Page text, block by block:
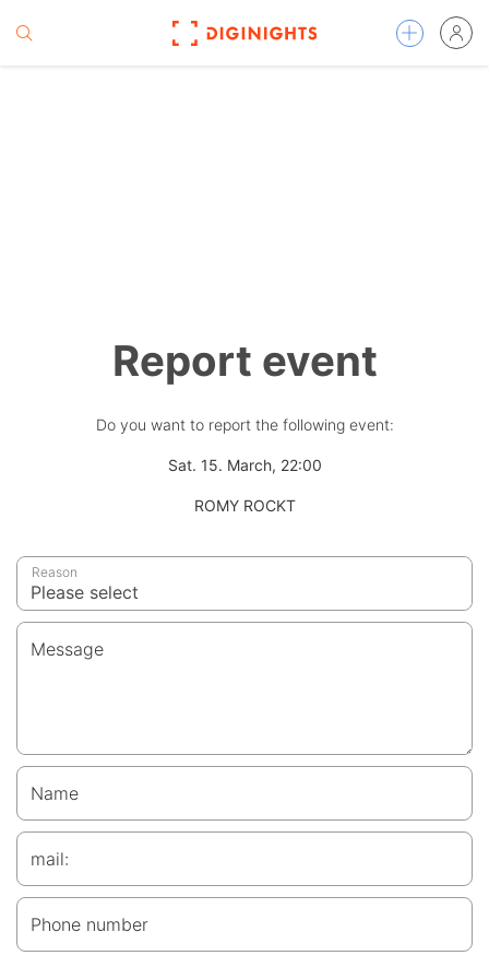
Report event
Do you want to report the following event:
Sat. 15. March, 22:00
ROMY ROCKT
Reason
Message
Name
mail:
Phone number